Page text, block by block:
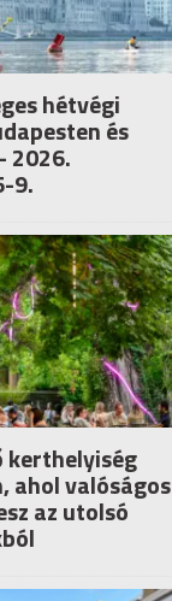
hétvégi
és
2026.
9.
kerthelyiség
ahol valóságos
az utolsó